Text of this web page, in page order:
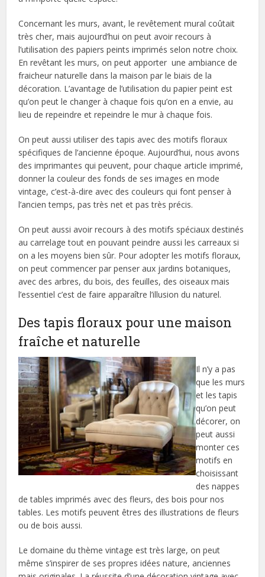
Concernant les murs, avant, le revêtement mural coûtait
très cher, mais aujourd’hui on peut avoir recours à
l’utilisation des papiers peints imprimés selon notre choix.
En revêtant les murs, on peut apporter une ambiance de
fraicheur naturelle dans la maison par le biais de la
décoration. L’avantage de l’utilisation du papier peint est
qu’on peut le changer à chaque fois qu’on en a envie, au
lieu de repeindre et repeindre le mur à chaque fois.
On peut aussi utiliser des tapis avec des motifs floraux
spécifiques de l’ancienne époque. Aujourd’hui, nous avons
des imprimantes qui peuvent, pour chaque article imprimé,
donner la couleur des fonds de ses images en mode
vintage, c’est-à-dire avec des couleurs qui font penser à
l’ancien temps, pas très net et pas très précis.
On peut aussi avoir recours à des motifs spéciaux destinés
au carrelage tout en pouvant peindre aussi les carreaux si
on a les moyens bien sûr. Pour adopter les motifs floraux,
on peut commencer par penser aux jardins botaniques,
avec des arbres, du bois, des feuilles, des oiseaux mais
l’essentiel c’est de faire apparaître l’illusion du naturel.
Des tapis floraux pour une maison
fraîche et naturelle
Il n’y a pas
que les murs
et les tapis
qu’on peut
décorer, on
peut aussi
monter ces
motifs en
choisissant
des nappes
de tables imprimés avec des fleurs, des bois pour nos
tables. Les motifs peuvent êtres des illustrations de fleurs
ou de bois aussi.
Le domaine du thème vintage est très large, on peut
même s’inspirer de ses propres idées nature, anciennes